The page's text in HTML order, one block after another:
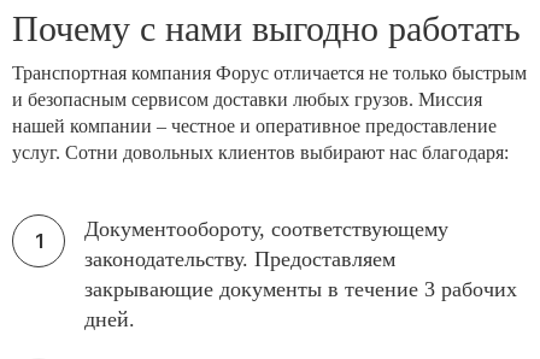
Почему с нами выгодно работать
Транспортная компания Форус отличается не только быстрым
и безопасным сервисом доставки любых грузов. Миссия
нашей компании – честное и оперативное предоставление
услуг. Сотни довольных клиентов выбирают нас благодаря:
Документообороту, соответствующему
законодательству. Предоставляем
закрывающие документы в течение 3 рабочих
дней.